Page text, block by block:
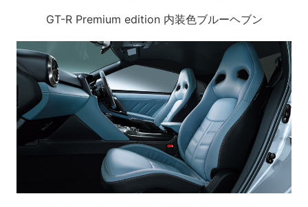
GT-R Premium edition 内装色ブルーヘブン